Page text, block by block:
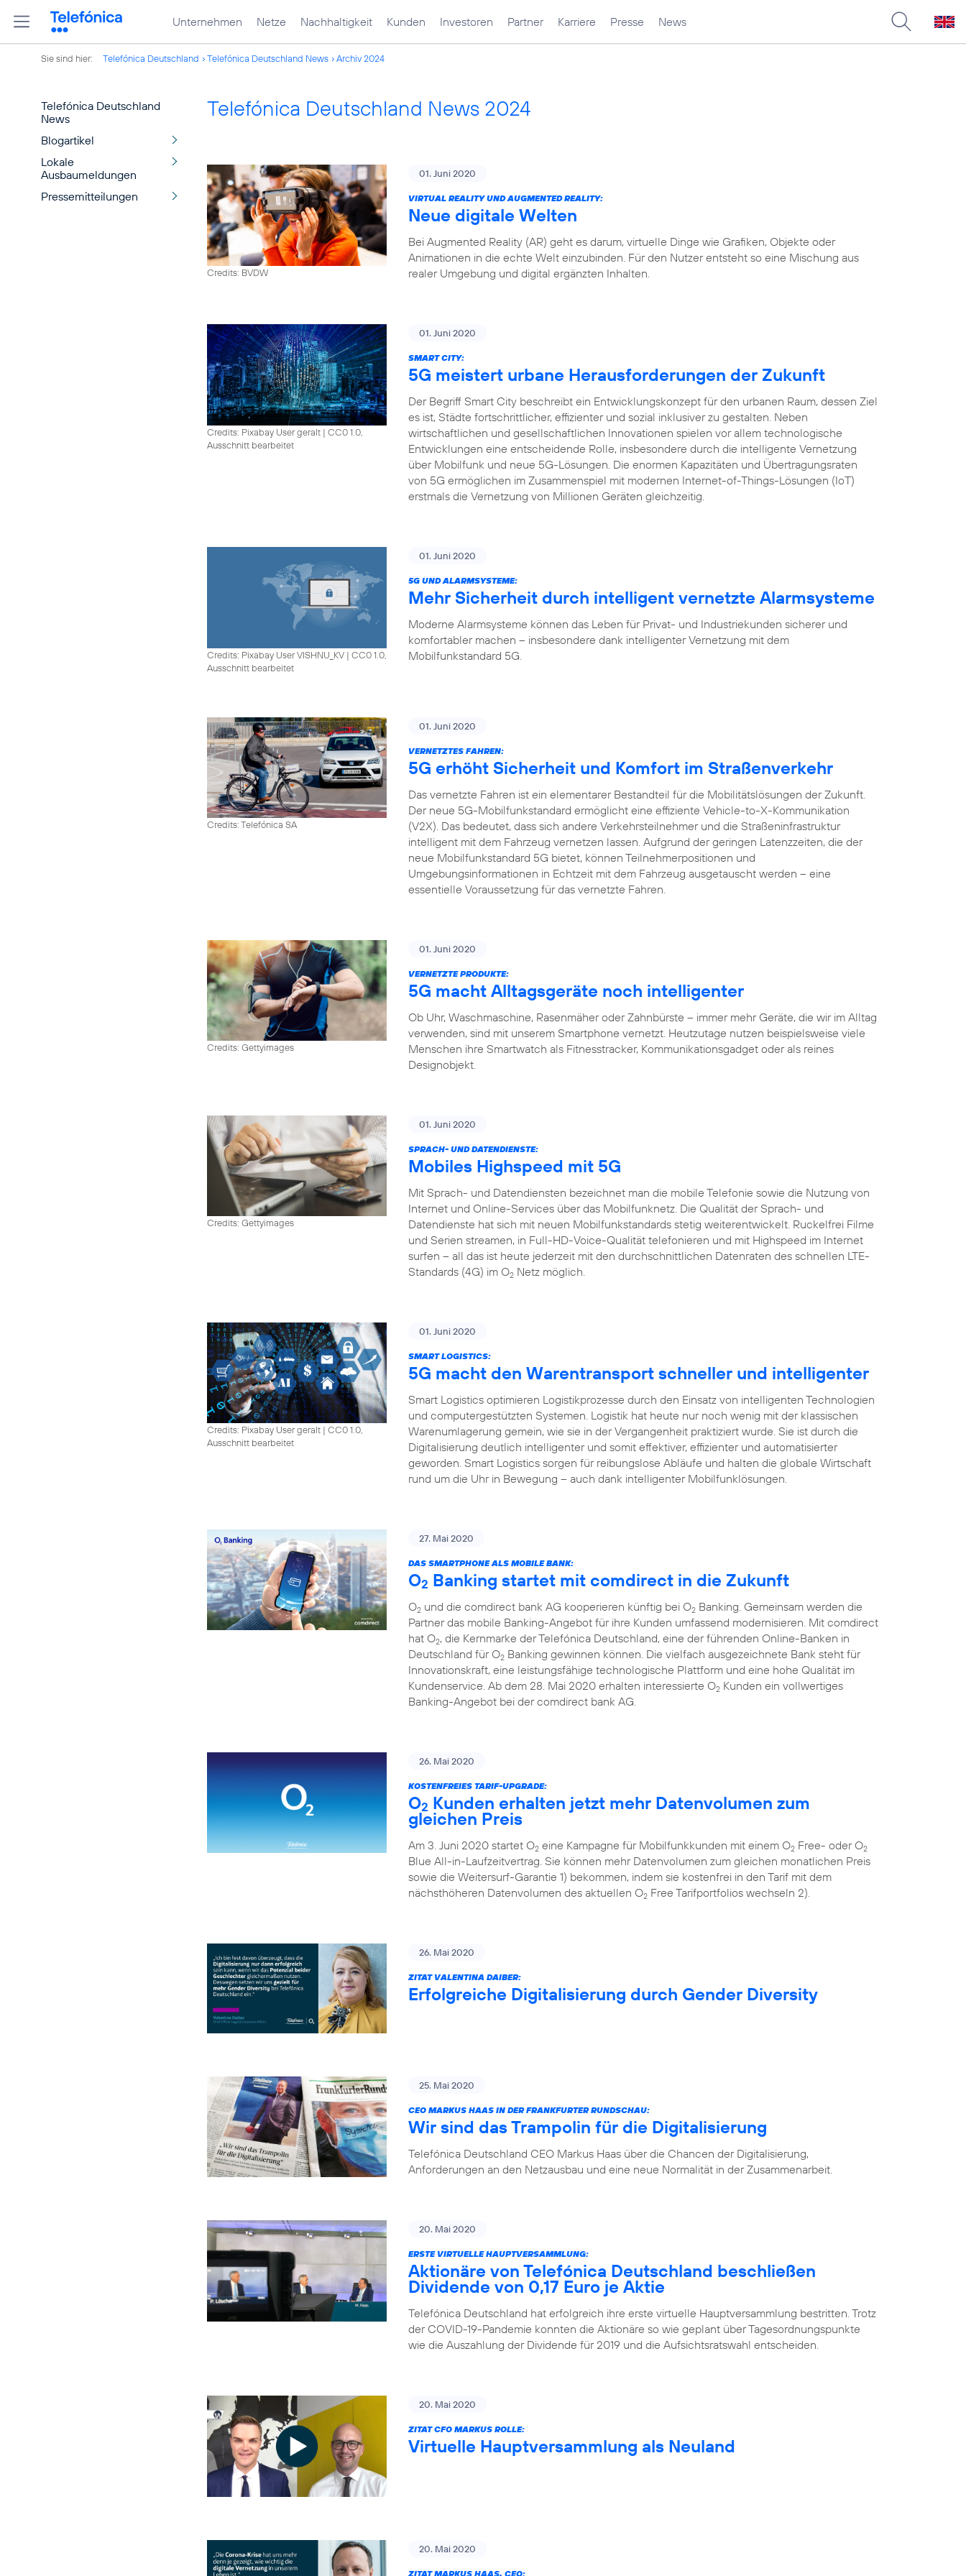
Unternehmen Netze Nachhaltigkeit Kunden Investoren Partner Karriere Presse News
Sie sind hier: Telefónica Deutschland Telefónica Deutschland News Archiv 2024
Telefónica Deutschland
News
Blogartikel
Lokale
Ausbaumeldungen
Pressemitteilungen
Telefónica Deutschland News 2024
Credits: BVDW
01. Juni 2020
VIRTUAL REALITY UND AUGMENTED REALITY:
Neue digitale Welten
Bei Augmented Reality (AR) geht es darum, virtuelle Dinge wie Grafiken, Objekte oder
Animationen in die echte Welt einzubinden. Für den Nutzer entsteht so eine Mischung aus
realer Umgebung und digital ergänzten Inhalten.
Credits: Pixabay User geralt | CC0 1.0,
Ausschnitt bearbeitet
01. Juni 2020
SMART CITY:
5G meistert urbane Herausforderungen der Zukunft
Der Begriff Smart City beschreibt ein Entwicklungskonzept für den urbanen Raum, dessen Ziel
es ist, Städte fortschrittlicher, effizienter und sozial inklusiver zu gestalten. Neben
wirtschaftlichen und gesellschaftlichen Innovationen spielen vor allem technologische
Entwicklungen eine entscheidende Rolle, insbesondere durch die intelligente Vernetzung
über Mobilfunk und neue 5G-Lösungen. Die enormen Kapazitäten und Übertragungsraten
von 5G ermöglichen im Zusammenspiel mit modernen Internet-of-Things-Lösungen (IoT)
erstmals die Vernetzung von Millionen Geräten gleichzeitig.
Credits: Pixabay User VISHNU_KV | CC0 1.0,
Ausschnitt bearbeitet
01. Juni 2020
5G UND ALARMSYSTEME:
Mehr Sicherheit durch intelligent vernetzte Alarmsysteme
Moderne Alarmsysteme können das Leben für Privat- und Industriekunden sicherer und
komfortabler machen – insbesondere dank intelligenter Vernetzung mit dem
Mobilfunkstandard 5G.
Credits: Telefónica SA
01. Juni 2020
VERNETZTES FAHREN:
5G erhöht Sicherheit und Komfort im Straßenverkehr
Das vernetzte Fahren ist ein elementarer Bestandteil für die Mobilitätslösungen der Zukunft.
Der neue 5G-Mobilfunkstandard ermöglicht eine effiziente Vehicle-to-X-Kommunikation
(V2X). Das bedeutet, dass sich andere Verkehrsteilnehmer und die Straßeninfrastruktur
intelligent mit dem Fahrzeug vernetzen lassen. Aufgrund der geringen Latenzzeiten, die der
neue Mobilfunkstandard 5G bietet, können Teilnehmerpositionen und
Umgebungsinformationen in Echtzeit mit dem Fahrzeug ausgetauscht werden – eine
essentielle Voraussetzung für das vernetzte Fahren.
Credits: Gettyimages
01. Juni 2020
VERNETZTE PRODUKTE:
5G macht Alltagsgeräte noch intelligenter
Ob Uhr, Waschmaschine, Rasenmäher oder Zahnbürste – immer mehr Geräte, die wir im Alltag
verwenden, sind mit unserem Smartphone vernetzt. Heutzutage nutzen beispielsweise viele
Menschen ihre Smartwatch als Fitnesstracker, Kommunikationsgadget oder als reines
Designobjekt.
Credits: Gettyimages
01. Juni 2020
SPRACH- UND DATENDIENSTE:
Mobiles Highspeed mit 5G
Mit Sprach- und Datendiensten bezeichnet man die mobile Telefonie sowie die Nutzung von
Internet und Online-Services über das Mobilfunknetz. Die Qualität der Sprach- und
Datendienste hat sich mit neuen Mobilfunkstandards stetig weiterentwickelt. Ruckelfrei Filme
und Serien streamen, in Full-HD-Voice-Qualität telefonieren und mit Highspeed im Internet
surfen – all das ist heute jederzeit mit den durchschnittlichen Datenraten des schnellen LTE-
Standards (4G) im O2 Netz möglich.
Credits: Pixabay User geralt | CC0 1.0,
Ausschnitt bearbeitet
01. Juni 2020
SMART LOGISTICS:
5G macht den Warentransport schneller und intelligenter
Smart Logistics optimieren Logistikprozesse durch den Einsatz von intelligenten Technologien
und computergestützten Systemen. Logistik hat heute nur noch wenig mit der klassischen
Warenumlagerung gemein, wie sie in der Vergangenheit praktiziert wurde. Sie ist durch die
Digitalisierung deutlich intelligenter und somit effektiver, effizienter und automatisierter
geworden. Smart Logistics sorgen für reibungslose Abläufe und halten die globale Wirtschaft
rund um die Uhr in Bewegung – auch dank intelligenter Mobilfunklösungen.
27. Mai 2020
DAS SMARTPHONE ALS MOBILE BANK:
O2 Banking startet mit comdirect in die Zukunft
O2 und die comdirect bank AG kooperieren künftig bei O2 Banking. Gemeinsam werden die
Partner das mobile Banking-Angebot für ihre Kunden umfassend modernisieren. Mit comdirect
hat O2, die Kernmarke der Telefónica Deutschland, eine der führenden Online-Banken in
Deutschland für O2 Banking gewinnen können. Die vielfach ausgezeichnete Bank steht für
Innovationskraft, eine leistungsfähige technologische Plattform und eine hohe Qualität im
Kundenservice. Ab dem 28. Mai 2020 erhalten interessierte O2 Kunden ein vollwertiges
Banking-Angebot bei der comdirect bank AG.
26. Mai 2020
KOSTENFREIES TARIF-UPGRADE:
O2 Kunden erhalten jetzt mehr Datenvolumen zum
gleichen Preis
Am 3. Juni 2020 startet O2 eine Kampagne für Mobilfunkkunden mit einem O2 Free- oder O2
Blue All-in-Laufzeitvertrag. Sie können mehr Datenvolumen zum gleichen monatlichen Preis
sowie die Weitersurf-Garantie 1) bekommen, indem sie kostenfrei in den Tarif mit dem
nächsthöheren Datenvolumen des aktuellen O2 Free Tarifportfolios wechseln 2).
26. Mai 2020
ZITAT VALENTINA DAIBER:
Erfolgreiche Digitalisierung durch Gender Diversity
25. Mai 2020
CEO MARKUS HAAS IN DER FRANKFURTER RUNDSCHAU:
Wir sind das Trampolin für die Digitalisierung
Telefónica Deutschland CEO Markus Haas über die Chancen der Digitalisierung,
Anforderungen an den Netzausbau und eine neue Normalität in der Zusammenarbeit.
20. Mai 2020
ERSTE VIRTUELLE HAUPTVERSAMMLUNG:
Aktionäre von Telefónica Deutschland beschließen
Dividende von 0,17 Euro je Aktie
Telefónica Deutschland hat erfolgreich ihre erste virtuelle Hauptversammlung bestritten. Trotz
der COVID-19-Pandemie konnten die Aktionäre so wie geplant über Tagesordnungspunkte
wie die Auszahlung der Dividende für 2019 und die Aufsichtsratswahl entscheiden.
20. Mai 2020
ZITAT CFO MARKUS ROLLE:
Virtuelle Hauptversammlung als Neuland
20. Mai 2020
ZITAT MARKUS HAAS, CEO: